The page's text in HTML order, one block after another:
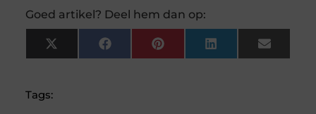
Goed artikel? Deel hem dan op:
X
(Twitter)
FacebookPinterest LinkedIn Email
Tags: